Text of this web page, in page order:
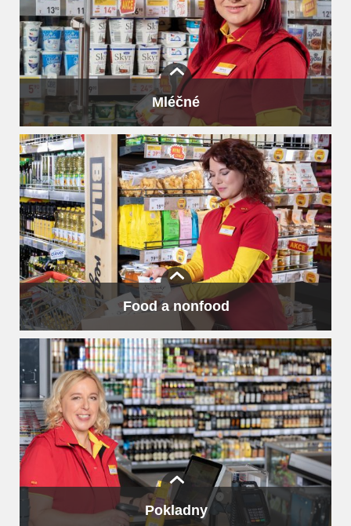
Pod naší značkou Vocílka prodáváme pouze české
maso. Na to jsme pyšní.
Mléčné
Neustále kontrolujeme, zda se v úseku nenachází prošlé
zboží – to je pro nás klíčové. Zboží doplňujeme
a rovnáme.
Food a nonfood
to je koloniál, drogerie, cukrovinky, nápoje a další.
Tento druh zboží má větší trvanlivost, regály udržujeme
doplněné a srovnané.
Pokladny